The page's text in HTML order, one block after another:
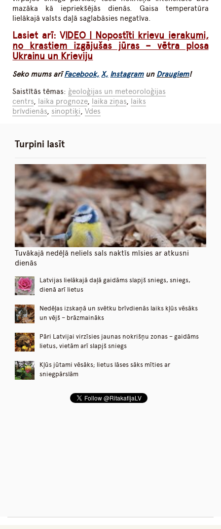
mazāka kā iepriekšējās dienās. Gaisa temperatūra
lielākajā valsts daļā saglabāsies negatīva.
Lasiet arī: VIDEO | Nopostīti krievu ierakumi,
no krastiem izgājušas jūras – vētra plosa
Ukrainu un Krieviju
Seko mums arīFacebook, X, Instagram un Draugiem!
Saistītās tēmas: ģeoloģijas un meteoroloģijas
centrs, laika prognoze, laika ziņas, laiks
brīvdienās, sinoptiķi,Vdes
Turpini lasīt
Tuvākajā nedēļā neliels sals naktīs mīsies ar atkusni
dienās
Latvijas lielākajā daļā gaidāms slapjš sniegs, sniegs,
dienā arī lietus
Nedēļas izskaņā un svētku brīvdienās laiks kļūs vēsāks
un vējš – brāzmaināks
Pāri Latvijai virzīsies jaunas nokrišņu zonas – gaidāms
lietus, vietām arī slapjš sniegs
Kļūs jūtami vēsāks; lietus lāses sāks mīties ar
sniegpārslām